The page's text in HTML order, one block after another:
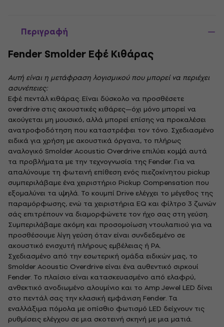
Περιγραφή
Fender Smolder Εφέ Κιθάρας
Αυτή είναι η μετάφραση λογισμικού που μπορεί να περιέχει
ασυνέπειες:
Εφέ πεντάλ κιθάρας. Είναι δύσκολο να προσθέσετε
overdrive στις ακουστικές κιθάρες—όχι μόνο μπορεί να
ακούγεται μη μουσικό, αλλά μπορεί επίσης να προκαλέσει
ανατροφοδότηση που καταστρέφει τον τόνο. Σχεδιασμένο
ειδικά για χρήση με ακουστικά όργανα, το πλήρως
αναλογικό Smolder Acoustic Overdrive επιλύει κομψά αυτά
τα προβλήματα με την τεχνογνωσία της Fender. Για να
απαλύνουμε τη φωτεινή επίθεση ενός πιεζοκίνητου pickup
συμπεριλάβαμε ένα χειριστήριο Pickup Compensation που
εξομαλύνει τα υψηλά. Το κουμπί Drive ελέγχει το μέγεθος της
παραμόρφωσης, ενώ τα χειριστήρια EQ και φίλτρο 3 ζωνών
σάς επιτρέπουν να διαμορφώνετε τον ήχο σας στη γεύση.
Συμπεριλάβαμε ακόμη και προσομοίωση ντουλαπιού για να
προσθέσουμε λίγη γεύση όταν είναι συνδεδεμένο σε
ακουστικό ενισχυτή πλήρους εμβέλειας ή PA.
Σχεδιασμένο από την εσωτερική ομάδα ειδικών μας, το
Smolder Acoustic Overdrive είναι ένα αυθεντικό σιρκουί
Fender. Το πλαίσιο είναι κατασκευασμένο από ελαφρύ,
ανθεκτικό ανοδιωμένο αλουμίνιο και το Amp Jewel LED δίνει
στο πεντάλ σας την κλασική εμφάνιση Fender. Τα
εναλλάξιμα πόμολα με οπίσθιο φωτισμό LED δείχνουν τις
ρυθμίσεις ελέγχου σε μια σκοτεινή σκηνή με μια ματιά.